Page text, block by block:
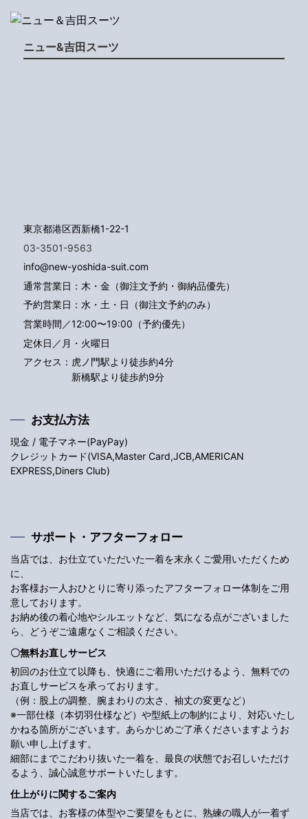
ニュー&吉田スーツ
東京都港区西新橋1-22-1
03-3501-9563
info@new-yoshida-suit.com
通常営業日：木・金（御注文予約・御納品優先）
予約営業日：水・土・日（御注文予約のみ）
営業時間／12:00〜19:00（予約優先）
定休日／月・火曜日
アクセス： 虎ノ門駅より徒歩約4分
新橋駅より徒歩約9分
お支払方法
現金 / 電子マネー(PayPay)
クレジットカード(VISA,Master Card,JCB,AMERICAN
EXPRESS,Diners Club)
サポート・アフターフォロー
当店では、お仕立ていただいた一着を末永くご愛用いただくため
に、
お客様お一人おひとりに寄り添ったアフターフォロー体制をご用
意しております。
お納め後の着心地やシルエットなど、気になる点がございました
ら、どうぞご遠慮なくご相談ください。
〇無料お直しサービス
初回のお仕立て以降も、快適にご着用いただけるよう、無料での
お直しサービスを承っております。
（例：股上の調整、腕まわりの太さ、袖丈の変更など）
※一部仕様（本切羽仕様など）や型紙上の制約により、対応いたし
かねる箇所がございます。あらかじめご了承くださいますようお
願い申し上げます。
細部にまでこだわり抜いた一着を、最良の状態でお召しいただけ
るよう、誠心誠意サポートいたします。
仕上がりに関するご案内
当店では、お客様の体型やご要望をもとに、熟練の職人が一着ず